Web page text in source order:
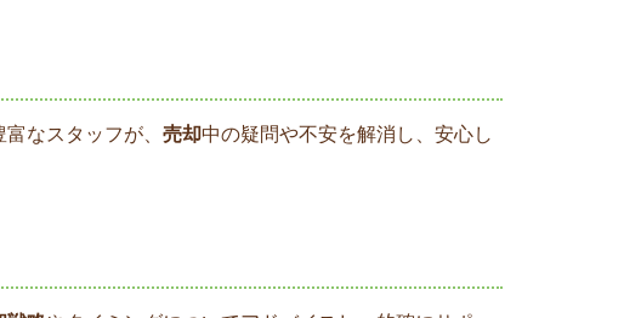
なスタッフが、 売却中の疑問や不安を解消し、安心し